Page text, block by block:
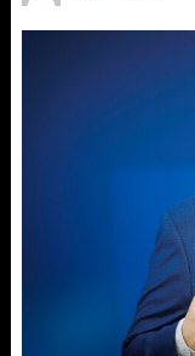
APLIKACE
SOUTĚŽE